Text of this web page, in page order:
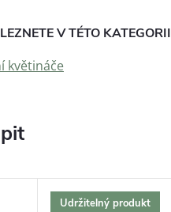
V TÉTO KATEGORII
květináče
Udržitelný produkt